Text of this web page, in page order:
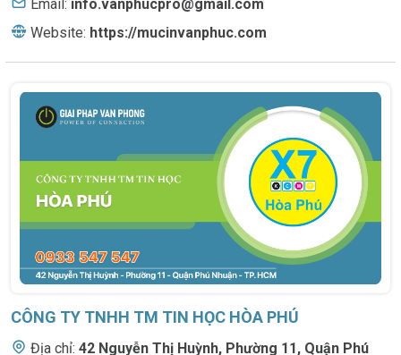
Email: info.vanphucpro@gmail.com
Website: https://mucinvanphuc.com
CÔNG TY TNHH TM TIN HỌC HÒA PHÚ
Địa chỉ: 42 Nguyễn Thị Huỳnh, Phường 11, Quận Phú